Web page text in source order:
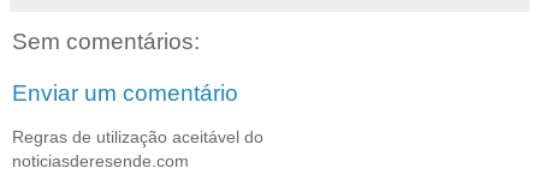
Sem comentários:
Enviar um comentário
Regras de utilização aceitável do
noticiasderesende.com